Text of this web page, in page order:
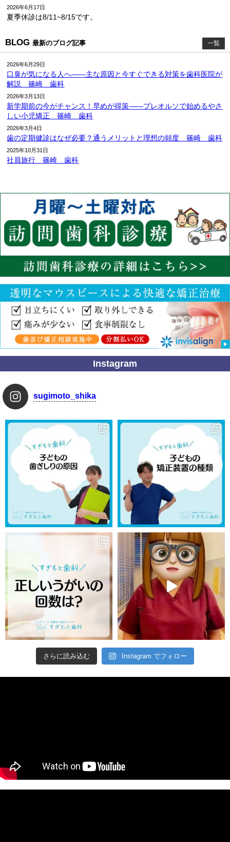
2026年6月17日
夏季休診は8/11~8/15です。
BLOG 最新のブログ記事 一覧
2026年6月29日
口臭が気になる人へ――主な原因と今すぐできる対策を歯科医院が
解説 篠崎 歯科
2026年3月13日
新学期前の今がチャンス！早めが得策――プレオルソで始めるやさ
しい小児矯正 篠崎 歯科
2026年3月4日
歯の定期健診はなぜ必要？通うメリットと理想の頻度 篠崎 歯科
2025年10月31日
社員旅行 篠崎 歯科
Instagram
sugimoto_shika
さらに読み込む Instagram でフォロー